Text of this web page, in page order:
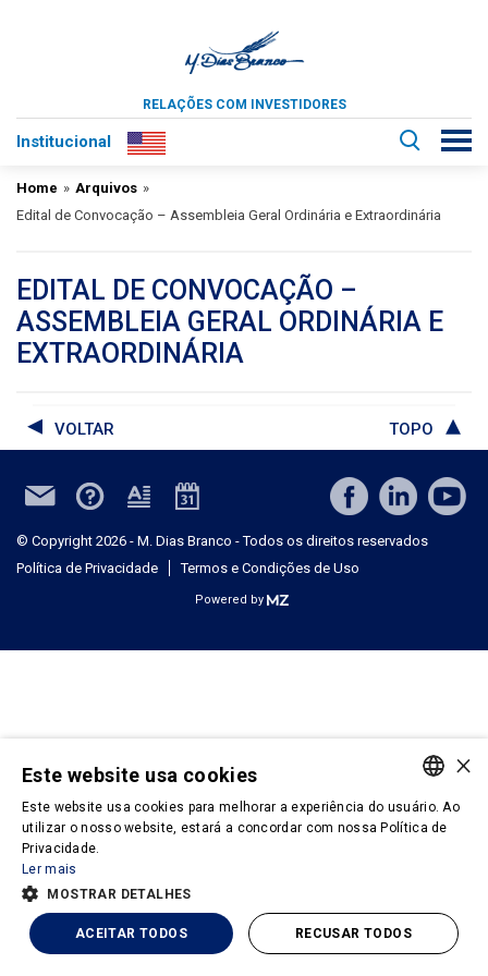
RELAÇÕES COM INVESTIDORES
Institucional
Home » Arquivos »
Edital de Convocação – Assembleia Geral Ordinária e Extraordinária
EDITAL DE CONVOCAÇÃO –
ASSEMBLEIA GERAL ORDINÁRIA E
EXTRAORDINÁRIA
VOLTAR TOPO
© Copyright 2026 - M. Dias Branco - Todos os direitos reservados
Política de Privacidade
Termos e Condições de Uso
Powered by
PORTUGUESE
×
Este website usa cookies
Este website usa cookies para melhorar a experiência do usuário. Ao
utilizar o nosso website, estará a concordar com nossa Política de
Privacidade.
Ler mais
MOSTRAR DETALHES
ACEITAR TODOS RECUSAR TODOS